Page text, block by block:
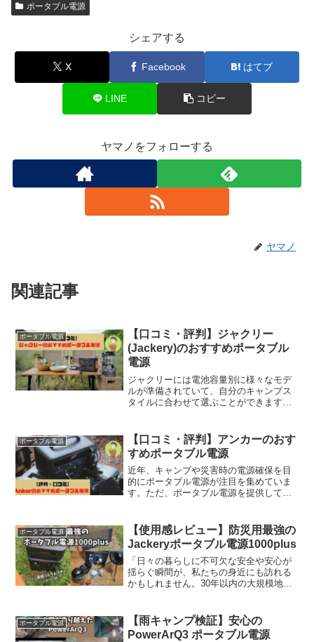
ポータブル電源
シェアする
X Facebook はてブ
LINE コピー
ヤマノをフォローする
ヤマノ
関連記事
ポータブル電源
【口コミ・評判】ジャクリー
(Jackery)のおすすめポータブル
電源
ジャクリーには電池容量別に様々なモデ
ルが準備されていて、自分のキャンプス
タイルに合わせて選ぶことができます。
るので購入検討してみて下さい。ヤマノ
ジャクリの営業担当者の方...
ポータブル電源
【口コミ・評判】アンカーのおす
すめポータブル電源
近年、キャンプや災害時の電源確保を目
的にポータブル電源が注目を集めていま
す。ただ、ポータブル電源を提供してい
ため、初心者の方はどれを買えばいいか
分からない状況になってい...
ポータブル電源
【使用感レビュー】防災用最強の
Jackeryポータブル電源1000plus
「日々の暮らしに不可欠な安全や安心が
揺らぐ瞬間が、私たちの身近にも訪れる
かもしれません。30年以内の大規模地震
はいつでも突然やってくるものですか
ら、予想されていない地域...
ポータブル電源
【雨キャンプ検証】安心の
PowerArQ3 ポータブル電源